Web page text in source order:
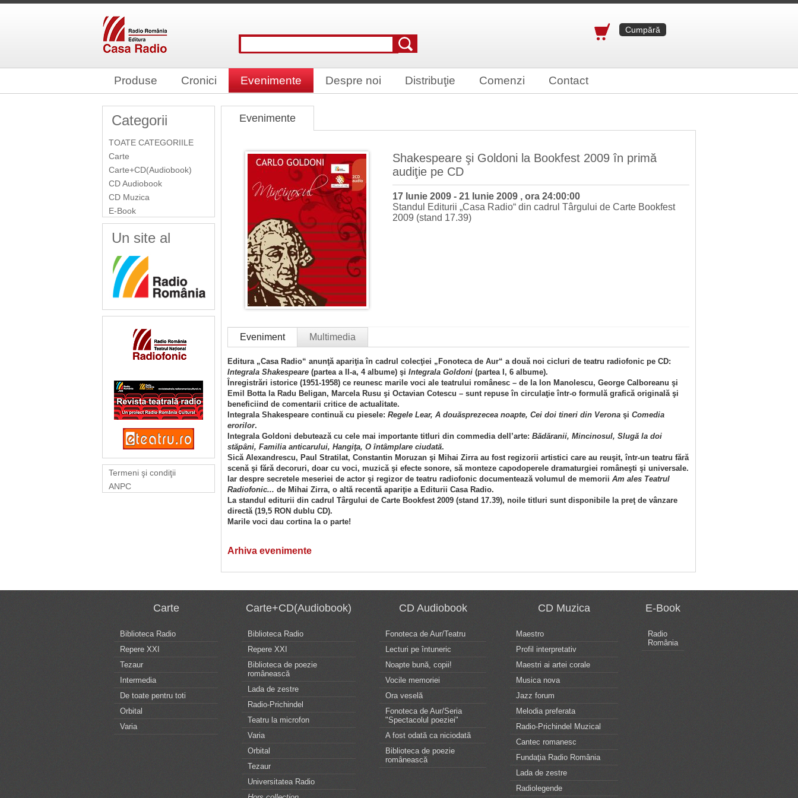
Cumpără
Produse Cronici Evenimente Despre noi Distribuţie Comenzi Contact
Categorii
TOATE CATEGORIILE
Carte
Carte+CD(Audiobook)
CD Audiobook
CD Muzica
E-Book
Un site al
Termeni şi condiţii
ANPC
Evenimente
Shakespeare şi Goldoni la Bookfest 2009 în primă
audiţie pe CD
17 Iunie 2009 - 21 Iunie 2009 , ora 24:00:00
Standul Editurii „Casa Radio“ din cadrul Târgului de Carte Bookfest
2009 (stand 17.39)
Eveniment Multimedia
Editura „Casa Radio“ anunţă apariţia în cadrul colecţiei „Fonoteca de Aur“ a două noi cicluri de teatru radiofonic pe CD:
Integrala Shakespeare (partea a II-a, 4 albume) şi Integrala Goldoni (partea I, 6 albume).
Înregistrări istorice (1951-1958) ce reunesc marile voci ale teatrului românesc – de la Ion Manolescu, George Calboreanu şi
Emil Botta la Radu Beligan, Marcela Rusu şi Octavian Cotescu – sunt repuse în circulaţie într-o formulă grafică originală şi
beneficiind de comentarii critice de actualitate.
Integrala Shakespeare continuă cu piesele: Regele Lear, A douăsprezecea noapte, Cei doi tineri din Verona şi Comedia
erorilor.
Integrala Goldoni debutează cu cele mai importante titluri din commedia dell’arte: Bădăranii, Mincinosul, Slugă la doi
stăpâni, Familia anticarului, Hangiţa, O întâmplare ciudată.
Sică Alexandrescu, Paul Stratilat, Constantin Moruzan şi Mihai Zirra au fost regizorii artistici care au reuşit, într-un teatru fără
scenă şi fără decoruri, doar cu voci, muzică şi efecte sonore, să monteze capodoperele dramaturgiei româneşti şi universale.
Iar despre secretele meseriei de actor şi regizor de teatru radiofonic documentează volumul de memorii Am ales Teatrul
Radiofonic... de Mihai Zirra, o altă recentă apariţie a Editurii Casa Radio.
La standul editurii din cadrul Târgului de Carte Bookfest 2009 (stand 17.39), noile titluri sunt disponibile la preţ de vânzare
directă (19,5 RON dublu CD).
Marile voci dau cortina la o parte!
Arhiva evenimente
Carte
Biblioteca Radio
Repere XXI
Tezaur
Intermedia
De toate pentru toti
Orbital
Varia
Carte+CD(Audiobook)
Biblioteca Radio
Repere XXI
Biblioteca de poezie
românească
Lada de zestre
Radio-Prichindel
Teatru la microfon
Varia
Orbital
Tezaur
Universitatea Radio
CD Audiobook
Fonoteca de Aur/Teatru
Lecturi pe întuneric
Noapte bună, copii!
Vocile memoriei
Ora veselă
Fonoteca de Aur/Seria
"Spectacolul poeziei"
A fost odată ca niciodată
Biblioteca de poezie
românească
CD Muzica
Maestro
Profil interpretativ
Maestri ai artei corale
Musica nova
Jazz forum
Melodia preferata
Radio-Prichindel Muzical
Cantec romanesc
Fundaţia Radio România
Lada de zestre
Radiolegende
E-Book
Radio
România